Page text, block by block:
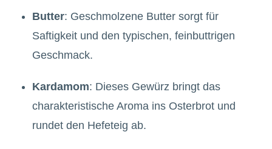
Butter: Geschmolzene Butter sorgt für
Saftigkeit und den typischen, feinbuttrigen
Geschmack.
Kardamom: Dieses Gewürz bringt das
charakteristische Aroma ins Osterbrot und
rundet den Hefeteig ab.